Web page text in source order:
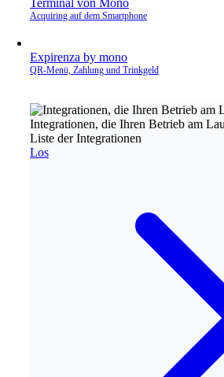
Terminal von Mono
Acquiring auf dem Smartphone
Expirenza by mono
QR‑Menü, Zahlung und Trinkgeld
Integrationen, die Ihren Betrieb am
Liste der Integrationen
Los